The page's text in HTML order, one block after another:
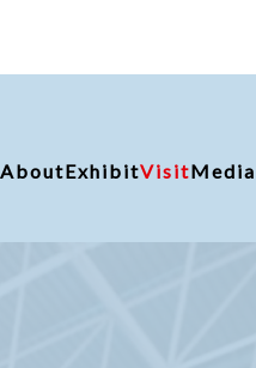
AboutExhibitVisitMedia